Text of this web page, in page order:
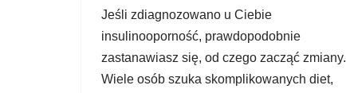
Jeśli zdiagnozowano u Ciebie
insulinooporność, prawdopodobnie
zastanawiasz się, od czego zacząć zmiany.
Wiele osób szuka skomplikowanych diet,